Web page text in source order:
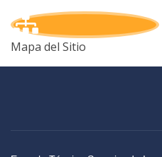
Mapa del Sitio